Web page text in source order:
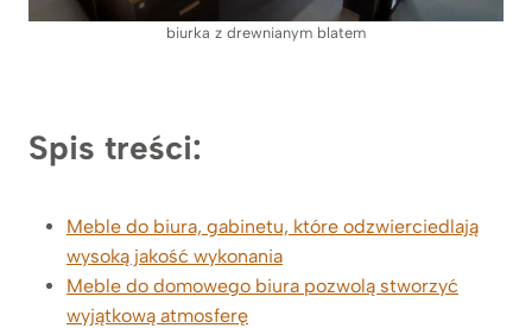
biurka z drewnianym blatem
Spis treści:
Meble do biura, gabinetu, które odzwierciedlają
wysoką jakość wykonania
Meble do domowego biura pozwolą stworzyć
wyjątkową atmosferę